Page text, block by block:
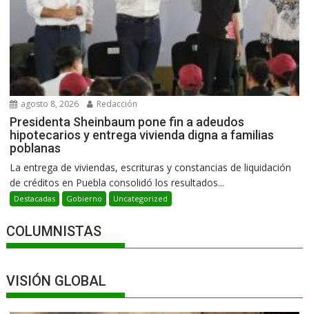
agosto 8, 2026 Redacción
Presidenta Sheinbaum pone fin a adeudos
hipotecarios y entrega vivienda digna a familias
poblanas
La entrega de viviendas, escrituras y constancias de liquidación
de créditos en Puebla consolidó los resultados...
Destacadas Gobierno Uncategorized
COLUMNISTAS
VISIÓN GLOBAL